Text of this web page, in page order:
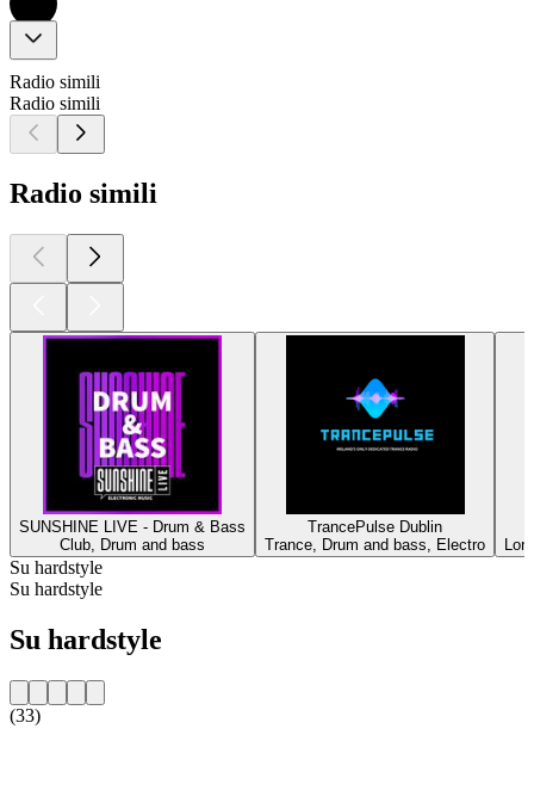
Radio simili
Radio simili
Radio simili
SUNSHINE LIVE - Drum & Bass
Club, Drum and bass
TrancePulse Dublin
Trance, Drum and bass, Electro
Su hardstyle
Su hardstyle
Su hardstyle
(33)